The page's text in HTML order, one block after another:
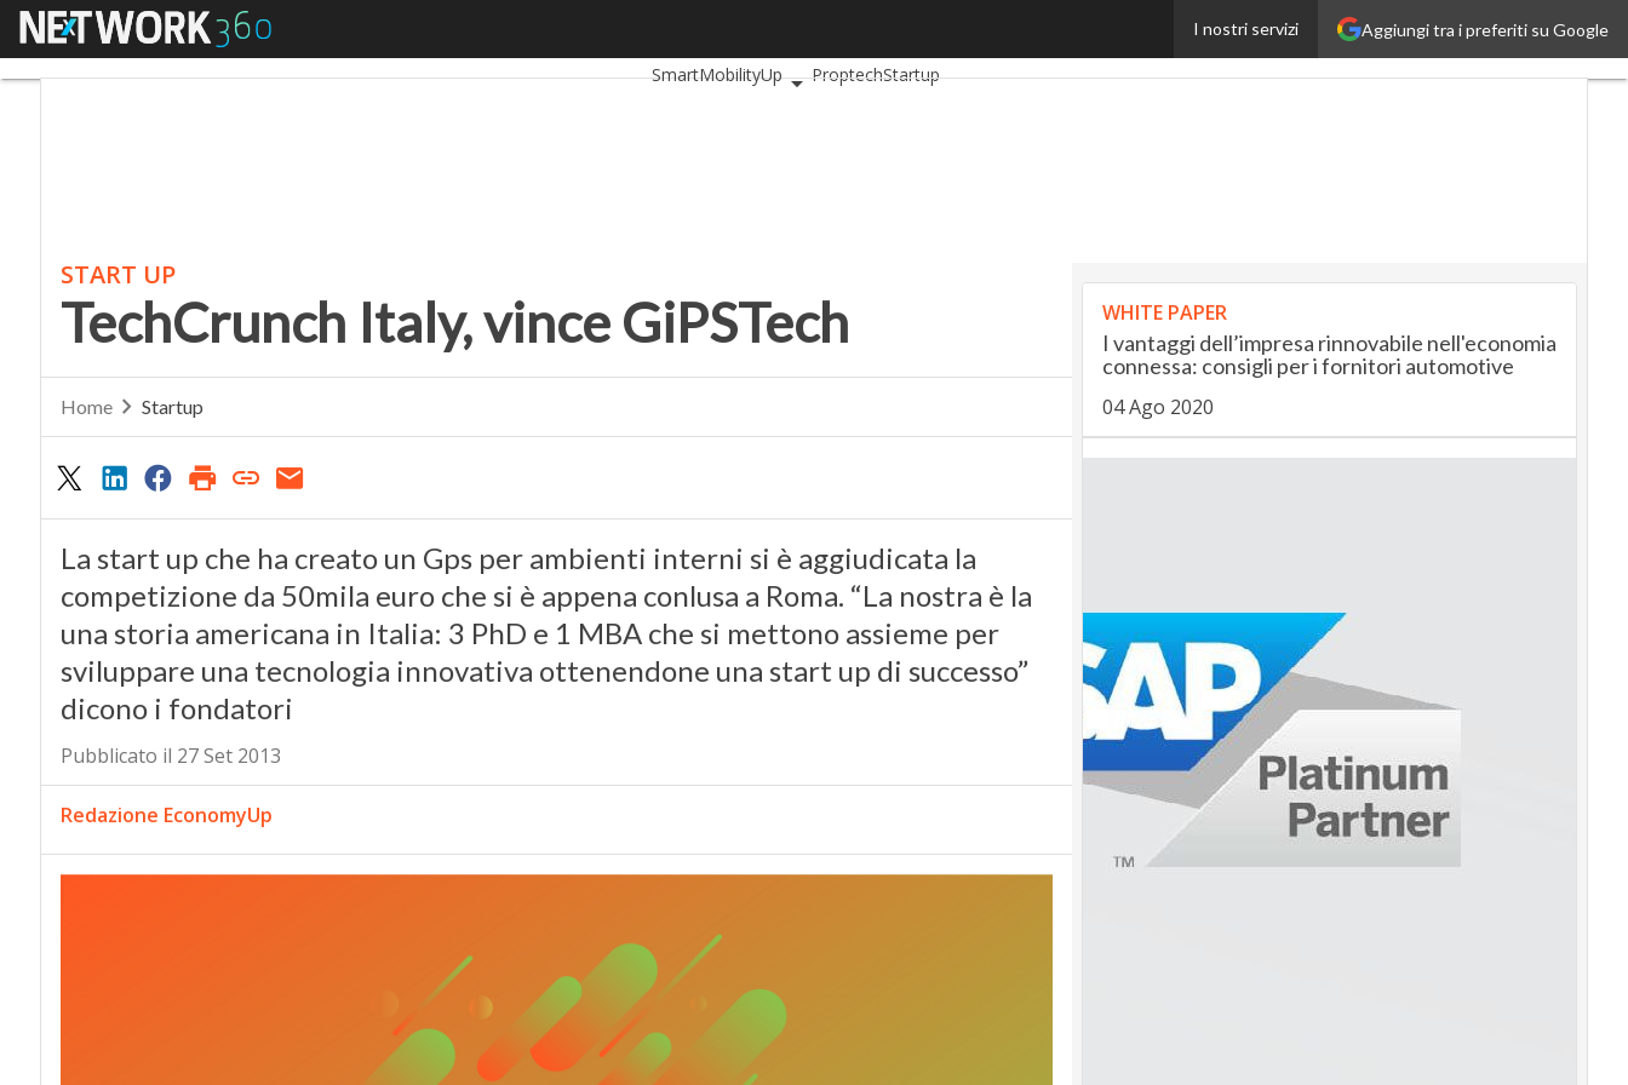
Aggiungi tra i preferiti su Google
I nostri servizi
Menu
SmartMobilityUp
ProptechStartup
START UP
TechCrunch Italy, vince GiPSTech
Home Startup
La start up che ha creato un Gps per ambienti interni si è aggiudicata la
competizione da 50mila euro che si è appena conlusa a Roma. “La nostra è la
una storia americana in Italia: 3 PhD e 1 MBA che si mettono assieme per
sviluppare una tecnologia innovativa ottenendone una start up di successo”
dicono i fondatori
Pubblicato il 27 Set 2013
Redazione EconomyUp
WHITE PAPER
I vantaggi dell’impresa rinnovabile nell'economia
connessa: consigli per i fornitori automotive
04 Ago 2020